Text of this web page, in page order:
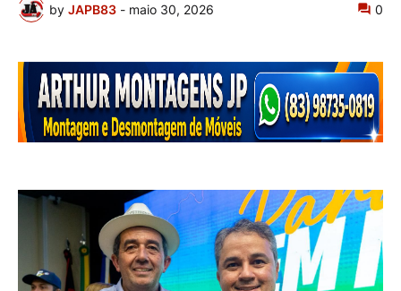
by JAPB83 - maio 30, 2026 0